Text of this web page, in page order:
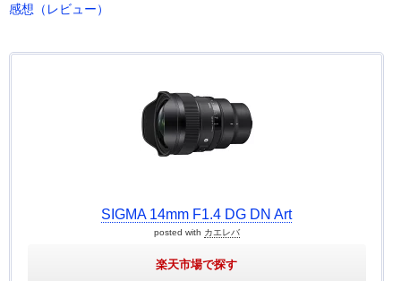
感想（レビュー）
SIGMA 14mm F1.4 DG DN Art
posted with カエレバ
楽天市場で探す